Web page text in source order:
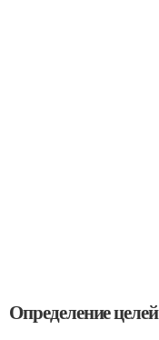
Определение